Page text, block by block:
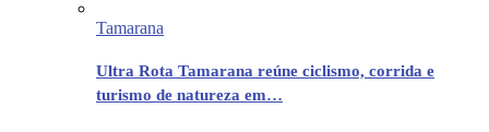
Tamarana
Ultra Rota Tamarana reúne ciclismo, corrida e
turismo de natureza em…